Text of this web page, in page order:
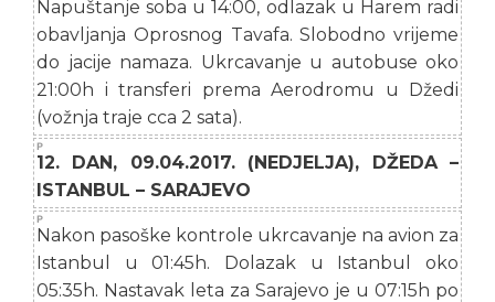
Napuštanje soba u 14:00, odlazak u Harem radi
obavljanja Oprosnog Tavafa. Slobodno vrijeme
do jacije namaza. Ukrcavanje u autobuse oko
21:00h i transferi prema Aerodromu u Džedi
(vožnja traje cca 2 sata).
12. DAN, 09.04.2017. (NEDJELJA), DŽEDA –
ISTANBUL – SARAJEVO
Nakon pasoške kontrole ukrcavanje na avion za
Istanbul u 01:45h. Dolazak u Istanbul oko
05:35h. Nastavak leta za Sarajevo je u 07:15h po